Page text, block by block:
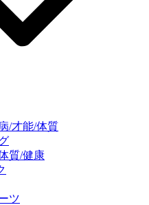
/才能/体質
質/健康
ツ